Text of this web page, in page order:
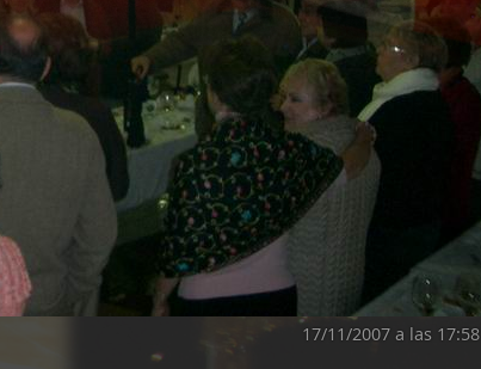
17/11/2007 a las 17:58